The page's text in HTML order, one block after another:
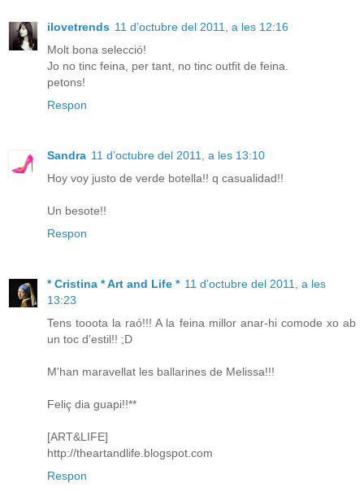
ilovetrends 11 d’octubre del 2011, a les 12:16
Molt bona selecció!
Jo no tinc feina, per tant, no tinc outfit de feina.
petons!
Respon
Sandra 11 d’octubre del 2011, a les 13:10
Hoy voy justo de verde botella!! q casualidad!!
Un besote!!
Respon
* Cristina * Art and Life * 11 d’octubre del 2011, a les
13:23
Tens tooota la raó!!! A la feina millor anar-hi comode xo ab
un toc d'estil!! ;D
M'han maravellat les ballarines de Melissa!!!
Feliç dia guapi!!**
[ART&LIFE]
http://theartandlife.blogspot.com
Respon